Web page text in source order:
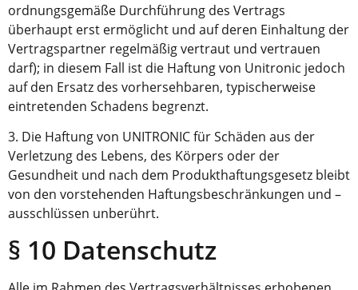
ordnungsgemäße Durchführung des Vertrags
überhaupt erst ermöglicht und auf deren Einhaltung der
Vertragspartner regelmäßig vertraut und vertrauen
darf); in diesem Fall ist die Haftung von Unitronic jedoch
auf den Ersatz des vorhersehbaren, typischerweise
eintretenden Schadens begrenzt.
3. Die Haftung von UNITRONIC für Schäden aus der
Verletzung des Lebens, des Körpers oder der
Gesundheit und nach dem Produkthaftungsgesetz bleibt
von den vorstehenden Haftungsbeschränkungen und –
ausschlüssen unberührt.
§ 10 Datenschutz